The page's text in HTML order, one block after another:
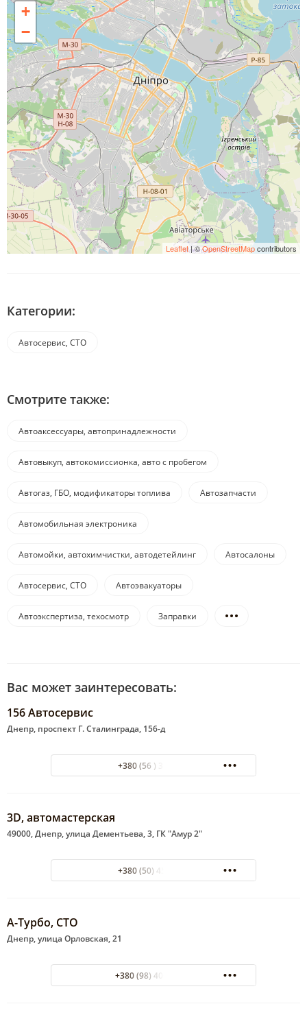
+
−
Leaflet| ©OpenStreetMapcontributors
Категории:
Автосервис, СТО
Смотрите также:
Автоаксессуары, автопринадлежности
Автовыкуп, автокомиссионка, авто с пробегом
Автогаз, ГБО, модификаторы топлива Автозапчасти
Автомобильная электроника
Автомойки, автохимчистки, автодетейлинг Автосалоны
Автосервис, СТО Автоэвакуаторы
Автоэкспертиза, техосмотр Заправки
Вас может заинтересовать:
156 Автосервис
Днепр, проспект Г. Сталинграда, 156-д
+380 (56 ) 337-095
3D, автомастерская
49000, Днепр, улица Дементьева, 3, ГК "Амур 2"
+380 (50) 4524977
А-Турбо, СТО
Днепр, улица Орловская, 21
+380 (98) 400-40-07